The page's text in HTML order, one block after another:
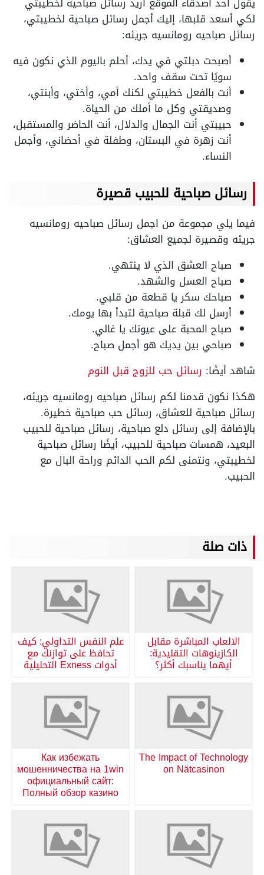
لكي أسعد قلبها، إليك أجمل رسائل صباحية لخطيبتي،
رسائل صباحيه رومانسيه جريئه:
أصبحت دبلتي في يدك، أحلم باليوم الذي نكون فيه
سويًا تحت سقف واحد.
أنت بالفعل خطيبتي لكنك أمي، وأختي، وأبنتي،
وصديقتي وكل ما أملك من الحياة.
حبيبتي أنت الجمال والدلال، أنت الحاضر والمستقبل،
أنت زهرة في البستان، وطفلة في أحضاني، وأجمل
النساء.
رسائل صباحية للحبيب قصيرة
فيما يلي مجموعة من اجمل رسائل صباحيه رومانسيه
جريئه وقصيرة لجميع العشاق:
صباح العشق الذي لا ينتهي.
صباح العسل والشهد.
صباحك سكر يا قطعة من قلبي.
أرسل لك قبلة صباحية لتبدأ بها يومك.
صباح المحبة على عيونك يا غالي.
صباحي بين يديك هو أجمل صباح.
شاهد أيضًا: رسائل حب للزوج قبل النوم
هكذا نكون قدمنا لكم رسائل صباحيه رومانسيه جريئه،
رسائل صباحية للعشاق، رسائل حب صباحية خطيرة.
بالإضافة إلى رسائل دلع صباحية، رسائل صباحية للحبيب
البعيد، همسات صباحية للحبيب، أيضًا رسائل صباحية
لخطيبتي، ونتمنى لكم الحب الدائم وراحة البال مع
الحبيب.
ذات صلة
الالعاب المباشرة مقابل
الكازينوهات التقليدية:
أيهما يناسبك أكثر؟
علم النفس التداولي: كيف
تحافظ على توازنك مع
أدوات Exness التحليلية
The Impact of Technology
on Nätcasinon
Как избежать
мошенничества на 1win
официальный сайт:
Полный обзор казино